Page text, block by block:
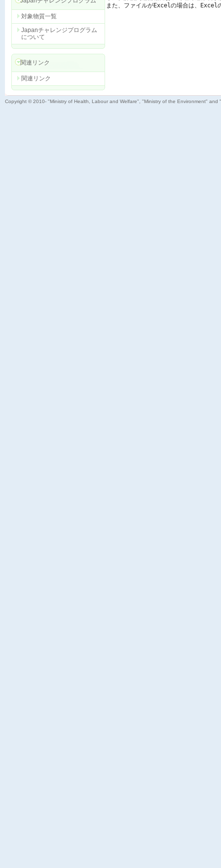
対象物質一覧
Japanチャレンジプログラム
について
関連リンク
関連リンク
また、ファイルがExcelの場合は、Excel
Copyright © 2010- "Ministry of Health, Labour and Welfare", "Ministry of the Environment"